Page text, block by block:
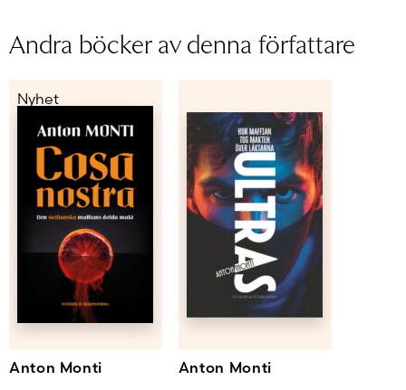
Andra böcker av denna författare
Nyhet
Anton Monti
Anton Monti